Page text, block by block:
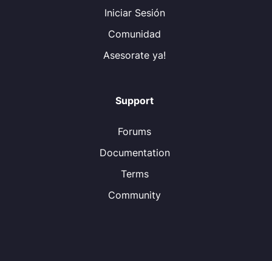
Iniciar Sesión
Comunidad
Asesorate ya!
Support
Forums
Documentation
Terms
Community